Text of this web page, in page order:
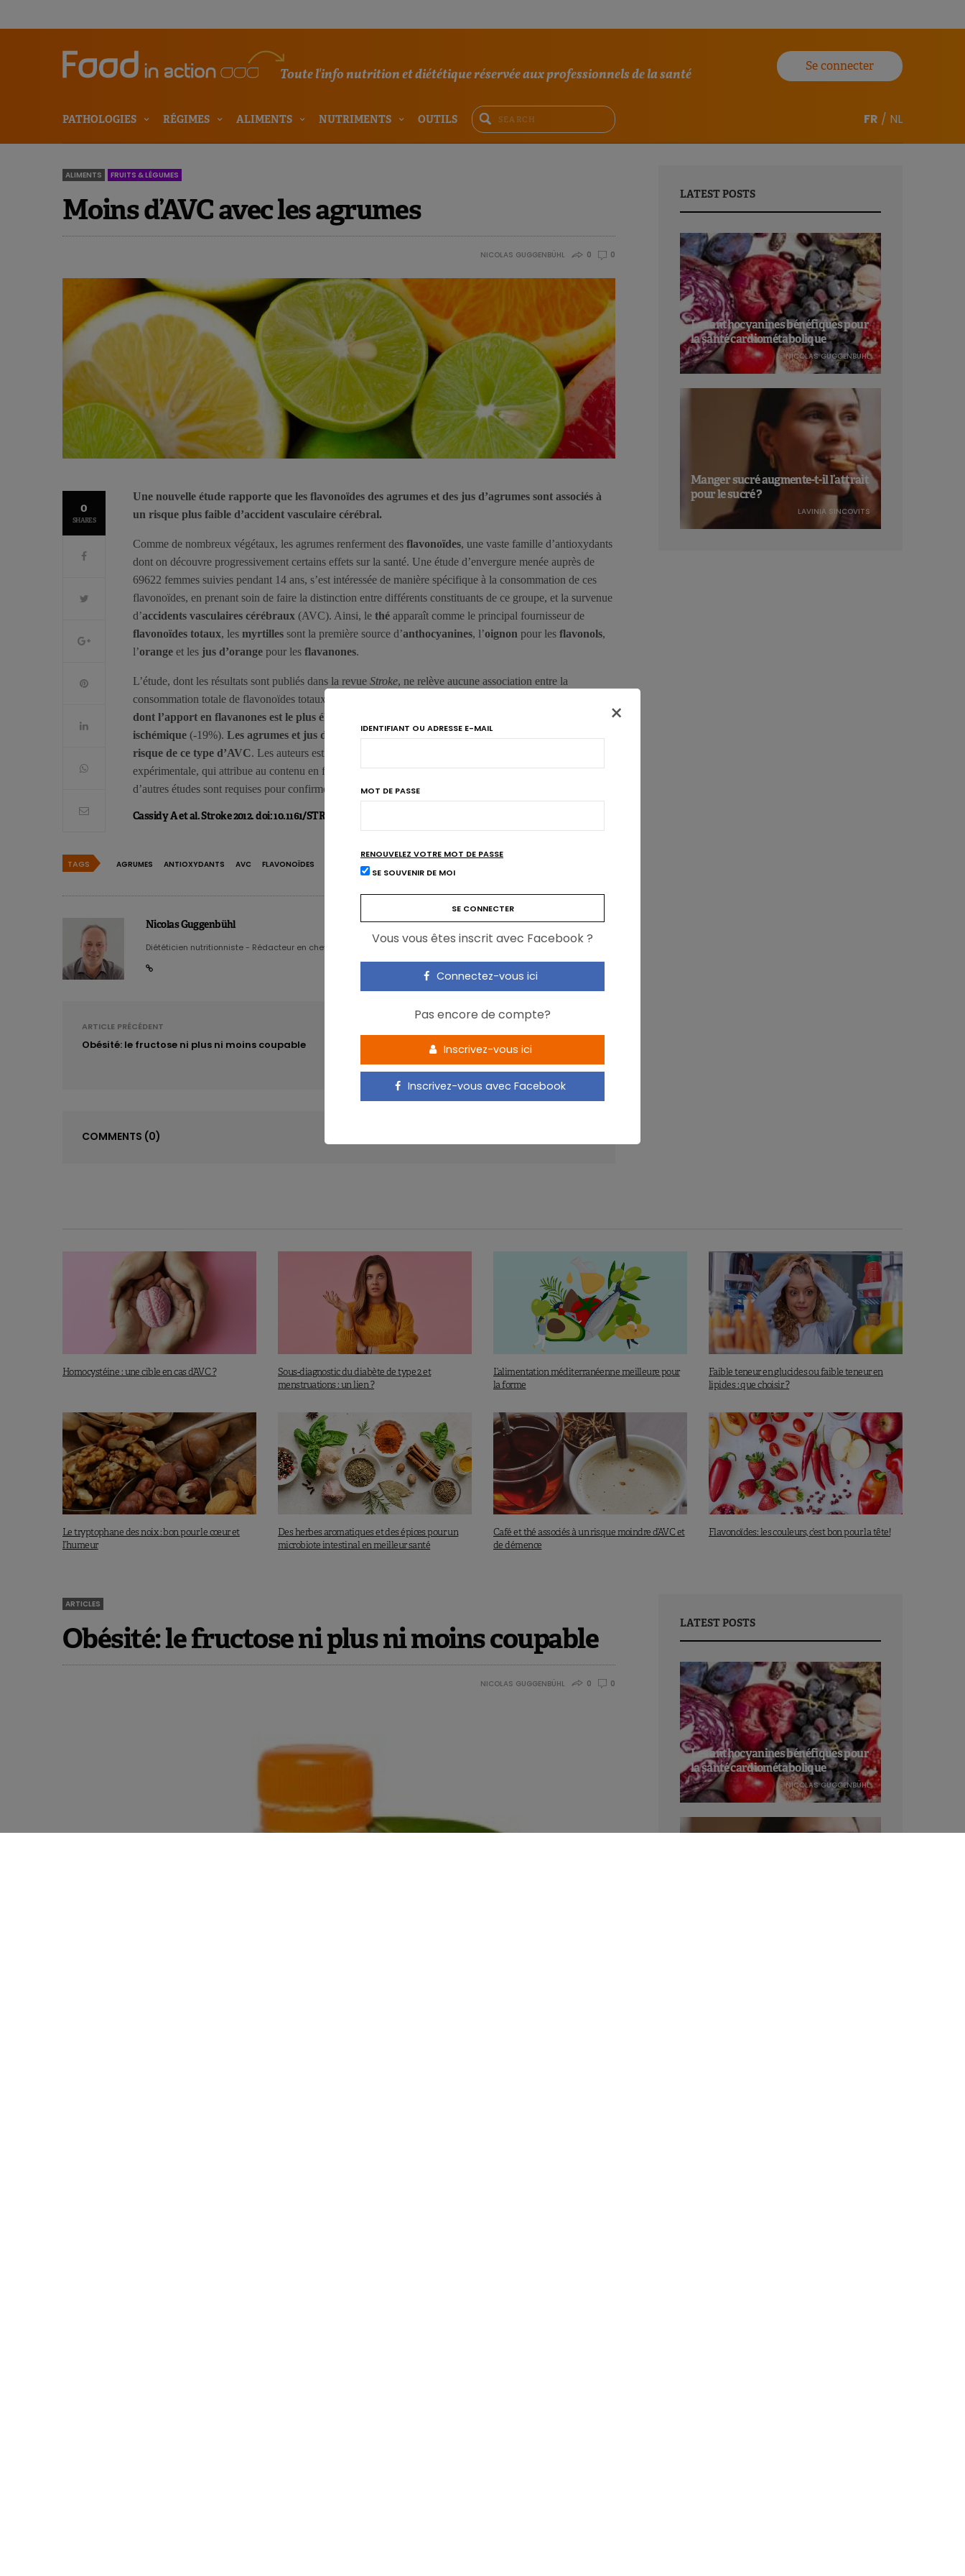
Toute l'info nutrition et diététique réservée aux professionnels de la santé
Se connecter
PATHOLOGIES RÉGIMES ALIMENTS NUTRIMENTS OUTILS FR / NL
ALIMENTS FRUITS & LÉGUMES
Moins d’AVC avec les agrumes
NICOLAS GUGGENBÜHL 0 0
0
SHARES
Une nouvelle étude rapporte que les flavonoïdes des agrumes et des jus d’agrumes sont associés à
un risque plus faible d’accident vasculaire cérébral.
Comme de nombreux végétaux, les agrumes renferment des flavonoïdes, une vaste famille d’antioxydants
dont on découvre progressivement certains effets sur la santé. Une étude d’envergure menée auprès de
69622 femmes suivies pendant 14 ans, s’est intéressée de manière spécifique à la consommation de ces
flavonoïdes, en prenant soin de faire la distinction entre différents constituants de ce groupe, et la survenue
d’accidents vasculaires cérébraux (AVC). Ainsi, le thé apparaît comme le principal fournisseur de
flavonoïdes totaux, les myrtilles sont la première source d’anthocyanines, l’oignon pour les flavonols,
l’orange et les jus d’orange pour les flavanones.
L’étude, dont les résultats sont publiés dans la revue Stroke, ne relève aucune association entre la
consommation totale de flavonoïdes totaux et le risque d’AVC. Cependant, il apparaît que
dont l’apport en flavanones est le plus élevé bénéficient d’un risque plus faible d’AVC de type
ischémique (-19%). Les agrumes et jus d’agrumes tendant aussi à être associés à une réduction du
risque de ce type d’AVC. Les auteurs estiment que ces découvertes concordent avec la recherche
expérimentale, qui attribue au contenu en flavanones des agrumes uneffet «cardioprotecteur», même si
d’autres études sont requises pour confirmer ces associations.
Cassidy A et al. Stroke 2012. doi: 10.1161/STROKEAHA.111.637835
TAGS AGRUMES ANTIOXYDANTS AVC FLAVONOÏDES MALADIES CARDIOVASCULAIRES
Nicolas Guggenbühl
Diététicien nutritionniste - Rédacteur en chef - Partner & Senior Nutrition Expert - Karott'
ARTICLE PRÉCÉDENT
Obésité: le fructose ni plus ni moins coupable
L’excès de graisse pourrait nuire à la qualité
du sperme
COMMENTS (0)
LATEST POSTS
Les anthocyanines bénéfiques pour
la santé cardiométabolique
NICOLAS GUGGENBÜHL
Manger sucré augmente-t-il l’attrait
pour le sucré ?
LAVINIA SINCOVITS
Homocystéine : une cible en cas d’AVC ?
Sous-diagnostic du diabète de type 2 et
menstruations : un lien ?
L’alimentation méditerranéenne meilleure pour
la forme
Faible teneur en glucides ou faible teneur en
lipides : que choisir ?
Le tryptophane des noix : bon pour le cœur et
l’humeur
Des herbes aromatiques et des épices pour un
microbiote intestinal en meilleur santé
Café et thé associés à un risque moindre d’AVC et
de démence
Flavonoïdes: les couleurs, c’est bon pour la tête!
ARTICLES
Obésité: le fructose ni plus ni moins coupable
NICOLAS GUGGENBÜHL 0 0
LATEST POSTS
Les anthocyanines bénéfiques pour
la santé cardiométabolique
NICOLAS GUGGENBÜHL
×
IDENTIFIANT OU ADRESSE E-MAIL
MOT DE PASSE
RENOUVELEZ VOTRE MOT DE PASSE
SE SOUVENIR DE MOI
Vous vous êtes inscrit avec Facebook ?
Connectez-vous ici
Pas encore de compte?
Inscrivez-vous ici
Inscrivez-vous avec Facebook